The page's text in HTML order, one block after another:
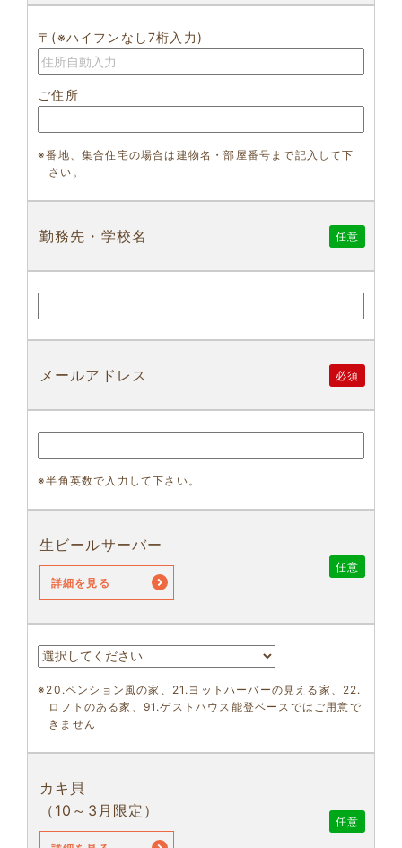
〒(※ハイフンなし7桁入力)
ご住所
※番地、集合住宅の場合は建物名・部屋番号まで記入して下
さい。
勤務先・学校名 任意
メールアドレス 必須
※半角英数で入力して下さい。
生ビールサーバー
詳細を見る
任意
※20.ペンション風の家、21.ヨットハーバーの見える家、22.
ロフトのある家、91.ゲストハウス能登ベースではご用意で
きません
カキ貝
（10～3月限定）
任意